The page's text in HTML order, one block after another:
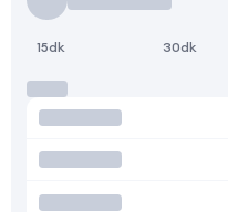
15dk 30dk